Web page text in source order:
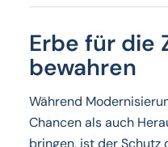
Erbe für die
bewahren
Während
Chancen als auch
bringen, ist der Schutz